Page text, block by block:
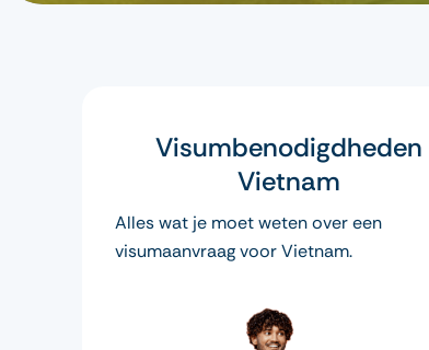
Visumbenodigdheden
Vietnam
Alles wat je moet weten over een
visumaanvraag voor Vietnam.